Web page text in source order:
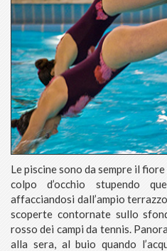
Le piscine sono da sempre il
colpo d’occhio stupendo
affacciandosi dall’ampio
scoperte contornate sullo
rosso dei campi da tennis.
alla sera, al buio quando